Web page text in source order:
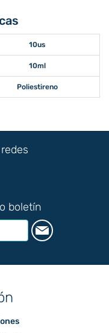
10us
10ml
Poliestireno
boletín